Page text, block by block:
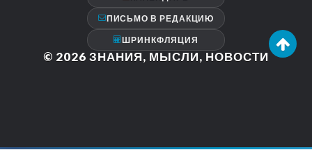
ПИСЬМО В РЕДАКЦИЮ
ШРИНКФЛЯЦИЯ
© 2026 ЗНАНИЯ, МЫСЛИ, НОВОСТИ